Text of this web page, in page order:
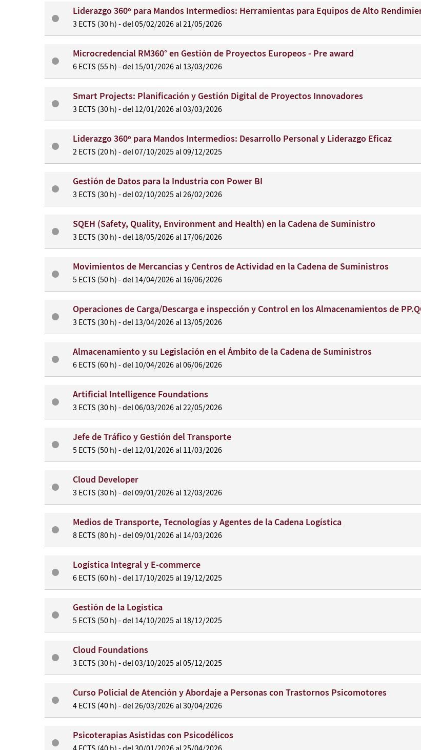
Liderazgo 360º para Mandos Intermedios: Herramientas para Equipos de Alto
3 ECTS (30 h) - del 05/02/2026 al 21/05/2026
Microcredencial RM360° en Gestión de Proyectos Europeos - Pre award
6 ECTS (55 h) - del 15/01/2026 al 13/03/2026
Smart Projects: Planificación y Gestión Digital de Proyectos Innovadores
3 ECTS (30 h) - del 12/01/2026 al 03/03/2026
Liderazgo 360º para Mandos Intermedios: Desarrollo Personal y Liderazgo Eficaz
2 ECTS (20 h) - del 07/10/2025 al 09/12/2025
Gestión de Datos para la Industria con Power BI
3 ECTS (30 h) - del 02/10/2025 al 26/02/2026
SQEH (Safety, Quality, Environment and Health) en la Cadena de Suministro
3 ECTS (30 h) - del 18/05/2026 al 17/06/2026
Movimientos de Mercancías y Centros de Actividad en la Cadena de Suministros
5 ECTS (50 h) - del 14/04/2026 al 16/06/2026
Operaciones de Carga/Descarga e inspección y Control en los Almacenamientos de
3 ECTS (30 h) - del 13/04/2026 al 13/05/2026
Almacenamiento y su Legislación en el Ámbito de la Cadena de Suministros
6 ECTS (60 h) - del 10/04/2026 al 06/06/2026
Artificial Intelligence Foundations
3 ECTS (30 h) - del 06/03/2026 al 22/05/2026
Jefe de Tráfico y Gestión del Transporte
5 ECTS (50 h) - del 12/01/2026 al 11/03/2026
Cloud Developer
3 ECTS (30 h) - del 09/01/2026 al 12/03/2026
Medios de Transporte, Tecnologías y Agentes de la Cadena Logística
8 ECTS (80 h) - del 09/01/2026 al 14/03/2026
Logística Integral y E-commerce
6 ECTS (60 h) - del 17/10/2025 al 19/12/2025
Gestión de la Logística
5 ECTS (50 h) - del 14/10/2025 al 18/12/2025
Cloud Foundations
3 ECTS (30 h) - del 03/10/2025 al 05/12/2025
Curso Policial de Atención y Abordaje a Personas con Trastornos Psicomotores
4 ECTS (40 h) - del 26/03/2026 al 30/04/2026
Psicoterapias Asistidas con Psicodélicos